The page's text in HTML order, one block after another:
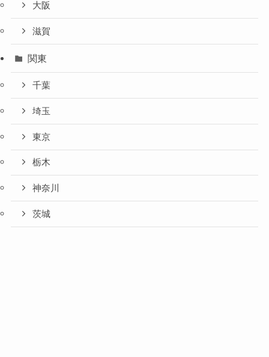
大阪
滋賀
関東
千葉
埼玉
東京
栃木
神奈川
茨城